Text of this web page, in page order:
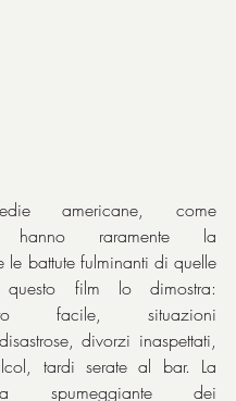
americane, come
hanno raramente la
le battute fulminanti di quelle
film lo dimostra:
facile, situazioni
divorzi inaspettati,
tardi serate al bar. La
spumeggiante dei